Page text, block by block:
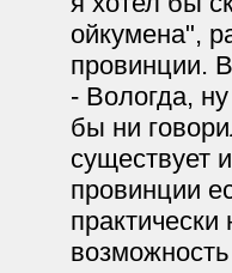
ойкумена",
провинции.
- Вологда,
бы ни
существует
провинции